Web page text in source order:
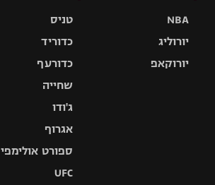
NBA
יורוליג
יורוקאפ
טניס
כדוריד
כדורעף
שחייה
ג'ודו
אגרוף
ספורט אולימפי
UFC